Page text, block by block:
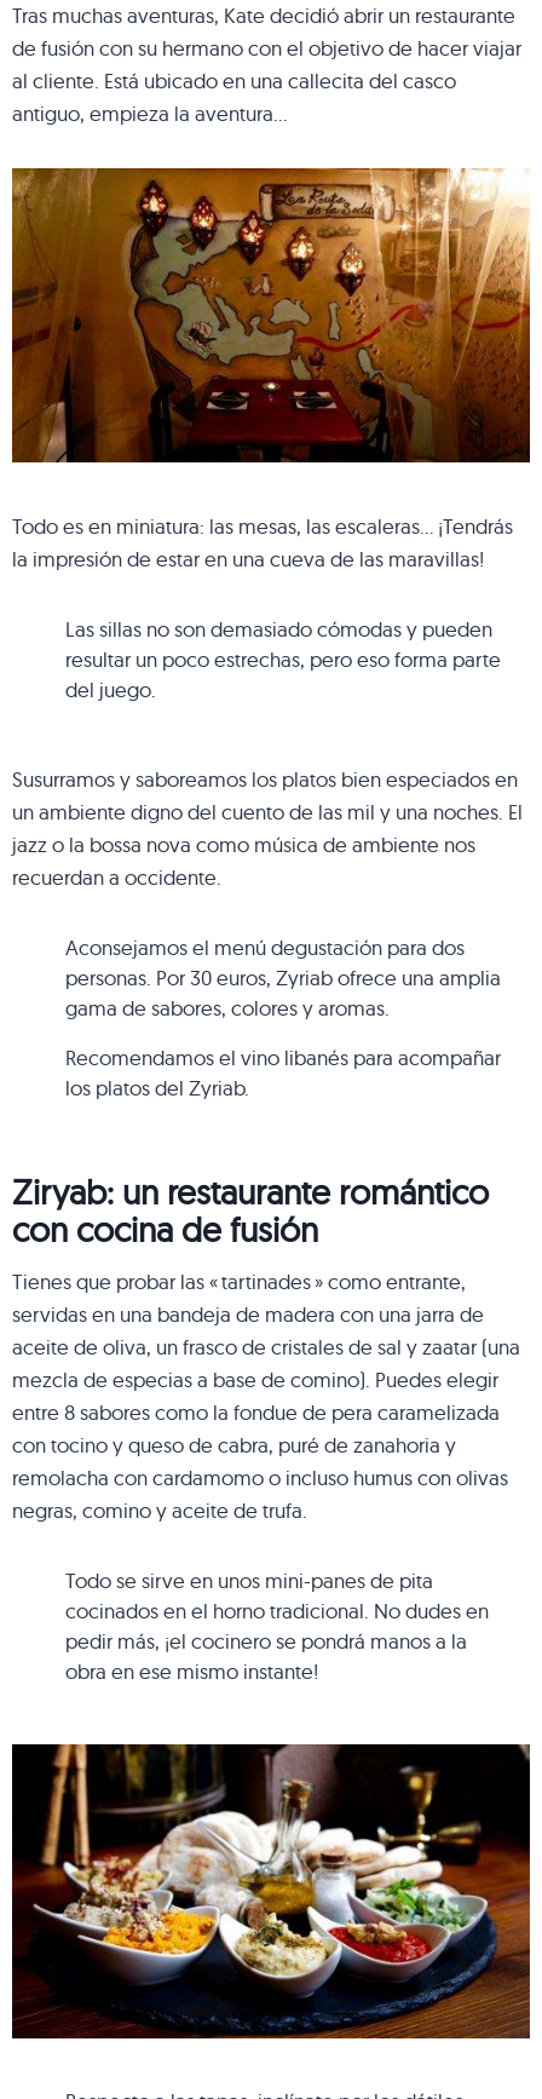
Tras muchas aventuras, Kate decidió abrir un restaurante
de fusión con su hermano con el objetivo de hacer viajar
al cliente. Está ubicado en una callecita del casco
antiguo, empieza la aventura…
Todo es en miniatura: las mesas, las escaleras… ¡Tendrás
la impresión de estar en una cueva de las maravillas!
Las sillas no son demasiado cómodas y pueden
resultar un poco estrechas, pero eso forma parte
del juego.
Susurramos y saboreamos los platos bien especiados en
un ambiente digno del cuento de las mil y una noches. El
jazz o la bossa nova como música de ambiente nos
recuerdan a occidente.
Aconsejamos el menú degustación para dos
personas. Por 30 euros, Zyriab ofrece una amplia
gama de sabores, colores y aromas.
Recomendamos el vino libanés para acompañar
los platos del Zyriab.
Ziryab: un restaurante romántico
con cocina de fusión
Tienes que probar las « tartinades » como entrante,
servidas en una bandeja de madera con una jarra de
aceite de oliva, un frasco de cristales de sal y zaatar (una
mezcla de especias a base de comino). Puedes elegir
entre 8 sabores como la fondue de pera caramelizada
con tocino y queso de cabra, puré de zanahoria y
remolacha con cardamomo o incluso humus con olivas
negras, comino y aceite de trufa.
Todo se sirve en unos mini-panes de pita
cocinados en el horno tradicional. No dudes en
pedir más, ¡el cocinero se pondrá manos a la
obra en ese mismo instante!